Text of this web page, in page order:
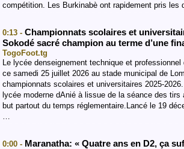
compétition. Les Burkinabè ont rapidement pris
0:13 - Championnats scolaires et
Sokodé sacré champion au terme d’une
TogoFoot.tg
Le lycée denseignement technique et
ce samedi 25 juillet 2026 au stade municipal de
championnats scolaires et universitaires 2025-
lycée moderne dAnié à lissue de la séance des tirs
but partout du temps réglementaire.Lancé le 19
…
0:00 - Maranatha: « Quatre ans en D2, ça